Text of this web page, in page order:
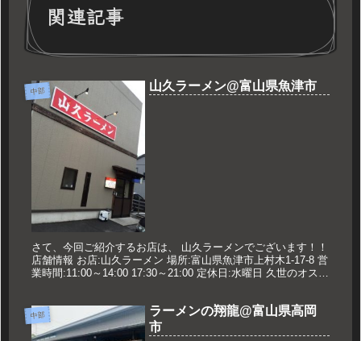
関連記事
中部 山久ラーメン@富山県魚津市
さて、今回ご紹介するお店は、 山久ラーメンでございます！！
店舗情報 お店:山久ラーメン 場所:富山県魚津市上村木1-17-8 営
業時間:11:00～14:00 17:30～21:00 定休日:水曜日 久世のオスス
中部
ラーメンの翔龍@富山県高岡
市